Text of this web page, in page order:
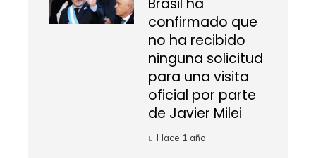
confirmado que
no ha recibido
ninguna solicitud
para una visita
oficial por parte
de Javier Milei
Hace 1 año